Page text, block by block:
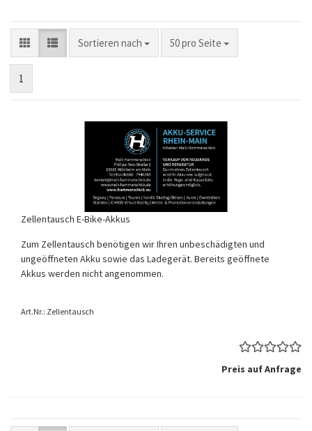
Sortieren nach
Sortieren nach 50 pro Seite
pro Seite
1
Zellentausch E-Bike-Akkus
Zum Zellentausch benötigen wir Ihren unbeschädigten und
ungeöffneten Akku sowie das Ladegerät. Bereits geöffnete
Akkus werden nicht angenommen.
Art.Nr.: Zellentausch
Preis auf Anfrage